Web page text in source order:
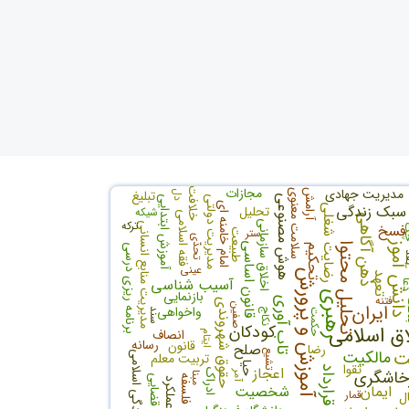
اسلامی
رهبریآموزش و پرورشتحلیل محتواایران
مالکیت
تاب آوری
ذهن آگاهی
کودکان
قرارداد
رضایت شغلی هوش مصنوعی
صلح
تحکیم
حقوق شهروندی
قانون اساسی
اعجاز
آسیب شناسی
ایمان
فسخ
شخصیت
سبک زندگی
تعهد
تربیت معلم
اخلاق سازمانی مدیریت دولتیامام خامنه ای
واخواهیمدیریت منابع انسانی فقه اسلامی
برنامه ریزی درسی
تقوا
آموزش ابتدایی
عملکرد
سلامت معنوی
قانون
مدیریت جهادی
انصاف
رضا
آرامش
طبیعت
تحلیل
مجازات
بازنمایی
خلافت
ادراک
تبلیغ
رسانه
حیا
تحدّی
عینی
ايتام
تشیع
شیکه
قمار
حکمت نکاج صفین
ستر
آمر
فتنه
ترکه
مبنا
دل
سند